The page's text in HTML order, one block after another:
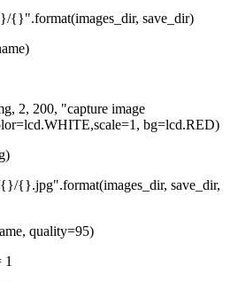
save_dir)
"capture image
bg=lcd.RED)
save_dir,
quality=95)